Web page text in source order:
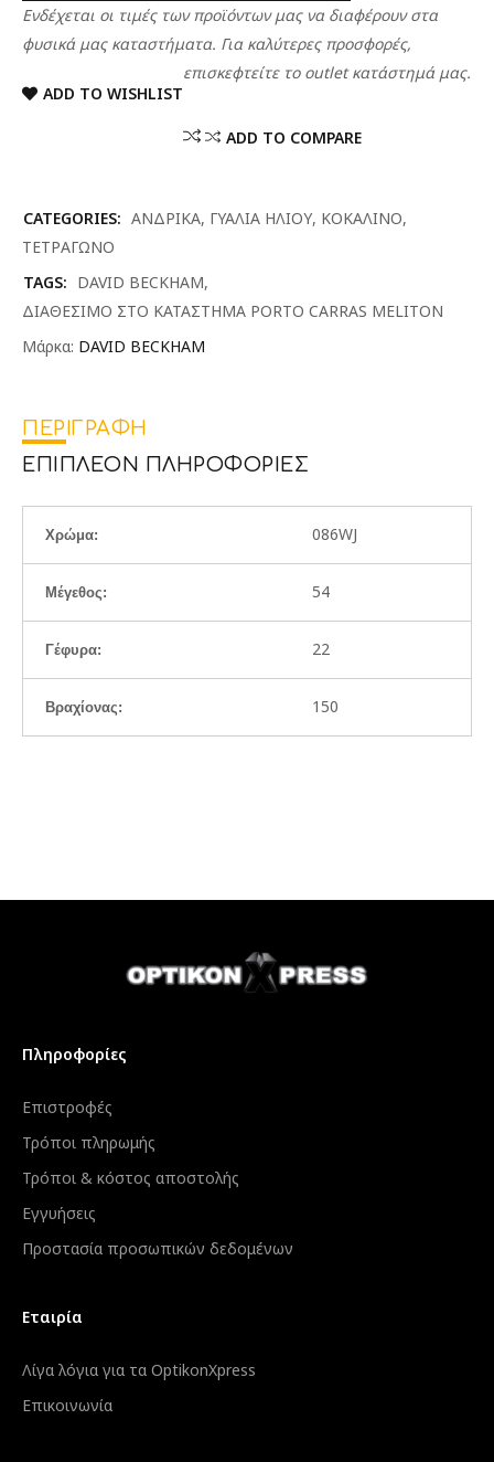
Ενδέχεται οι τιμές των προϊόντων μας να διαφέρουν στα
φυσικά μας καταστήματα. Για καλύτερες προσφορές,
επισκεφτείτε το outlet κατάστημά μας.
ADD TO WISHLIST
ADD TO COMPARE
CATEGORIES: ΑΝΔΡΙΚΑ, ΓΥΑΛΙΑ ΗΛΙΟΥ, ΚΟΚΑΛΙΝΟ,
ΤΕΤΡΑΓΩΝΟ
TAGS: DAVID BECKHAM,
ΔΙΑΘΕΣΙΜΟ ΣΤΟ ΚΑΤΑΣΤΗΜΑ PORTO CARRAS MELITON
Μάρκα: DAVID BECKHAM
ΠΕΡΙΓΡΑΦΉ
ΕΠΙΠΛΈΟΝ ΠΛΗΡΟΦΟΡΊΕΣ
Χρώμα: 086WJ
Μέγεθος: 54
Γέφυρα: 22
Βραχίονας: 150
Πληροφορίες
Επιστροφές
Τρόποι πληρωμής
Τρόποι & κόστος αποστολής
Εγγυήσεις
Προστασία προσωπικών δεδομένων
Εταιρία
Λίγα λόγια για τα OptikonXpress
Επικοινωνία